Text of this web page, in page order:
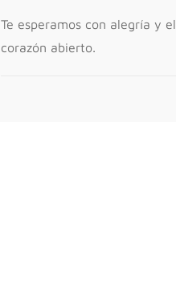
Te esperamos con alegría y el
corazón abierto.